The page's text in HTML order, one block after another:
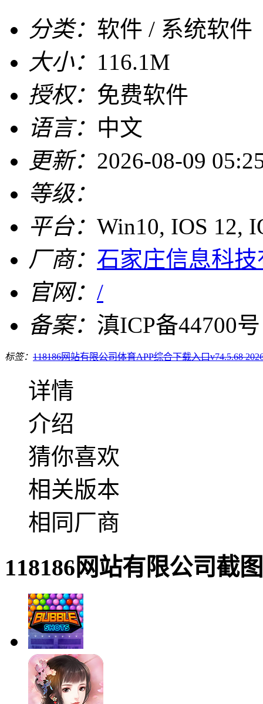
分类： 软件 / 系统软件
大小： 116.1M
授权： 免费软件
语言： 中文
更新： 2026-08-09
等级：
平台： Win10, IOS 12,
厂商： 石家庄信息科
官网： /
备案： 滇ICP备44700号
标签： 118186网站有限公司体育APP综合下载入口v74.5.68
详情
介绍
猜你喜欢
相关版本
相同厂商
118186网站有限公司截图